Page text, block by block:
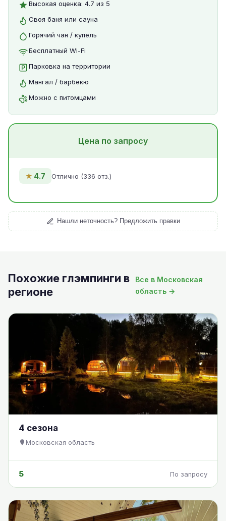
Высокая оценка: 4.7 из 5
Своя баня или сауна
Горячий чан / купель
Бесплатный Wi-Fi
Парковка на территории
Мангал / барбекю
Можно с питомцами
Цена по запросу
★ 4.7 Отлично (336 отз.)
Нашли неточность? Предложить правки
Похожие глэмпинги в
регионе
Все в Московская
область →
4 сезона
Московская область
5 По запросу